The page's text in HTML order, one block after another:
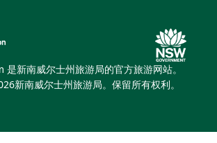
游局媒体中心
音乐节
是新南威尔士州旅游局的官方旅游网站。
新南威尔士州旅游局。保留所有权利。